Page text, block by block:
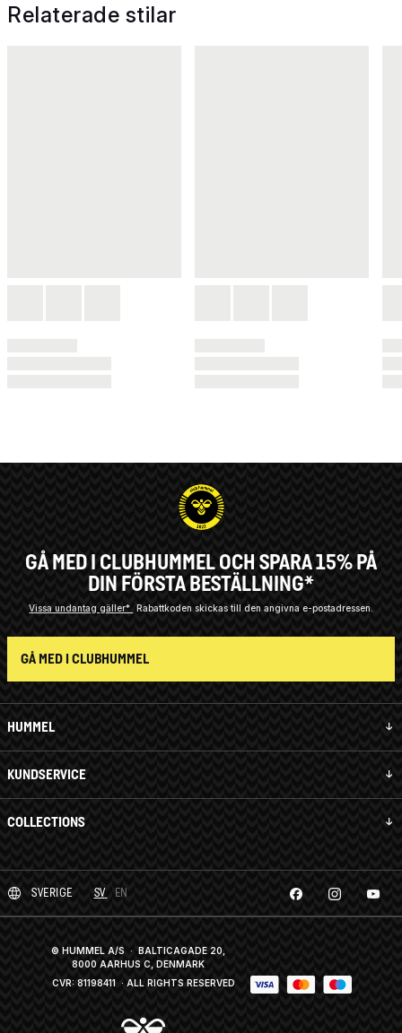
Relaterade stilar
HUMMEL
KUNDSERVICE
COLLECTIONS
GÅ MED I CLUBHUMMEL OCH SPARA 15% PÅ
DIN FÖRSTA BESTÄLLNING*
Vissa undantag gäller* Rabattkoden skickas till den angivna e-postadressen.
GÅ MED I CLUBHUMMEL
SVERIGE SV EN
© HUMMEL A/S · BALTICAGADE 20,
8000 AARHUS C, DENMARK
CVR: 81198411 · ALL RIGHTS RESERVED